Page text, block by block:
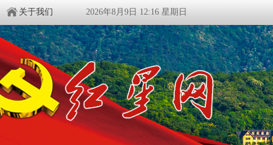
关于我们 2026年8月9日 12:16 星期日